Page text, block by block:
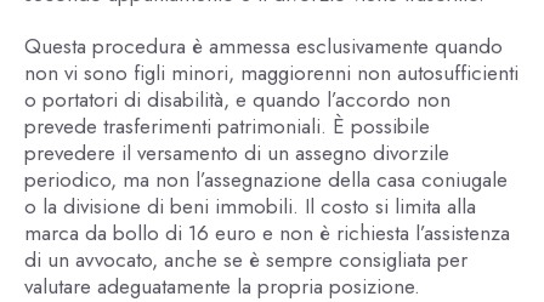
Questa procedura è ammessa esclusivamente quando
non vi sono figli minori, maggiorenni non autosufficienti
o portatori di disabilità, e quando l’accordo non
prevede trasferimenti patrimoniali. È possibile
prevedere il versamento di un assegno divorzile
periodico, ma non l’assegnazione della casa coniugale
o la divisione di beni immobili. Il costo si limita alla
marca da bollo di 16 euro e non è richiesta l’assistenza
di un avvocato, anche se è sempre consigliata per
valutare adeguatamente la propria posizione.